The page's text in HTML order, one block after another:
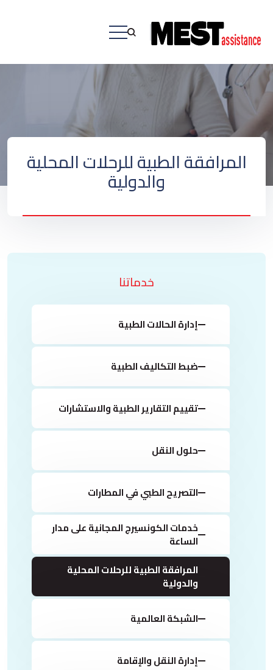
المرافقة الطبية للرحلات المحلية
والدولية
خدماتنا
إدارة الحالات الطبية
ضبط التكاليف الطبية
تقييم التقارير الطبية والاستشارات
حلول النقل
التصريح الطبي في المطارات
خدمات الكونسيرج المجانية على مدار
الساعة
المرافقة الطبية للرحلات المحلية
والدولية
الشبكة العالمية
إدارة النقل والإقامة